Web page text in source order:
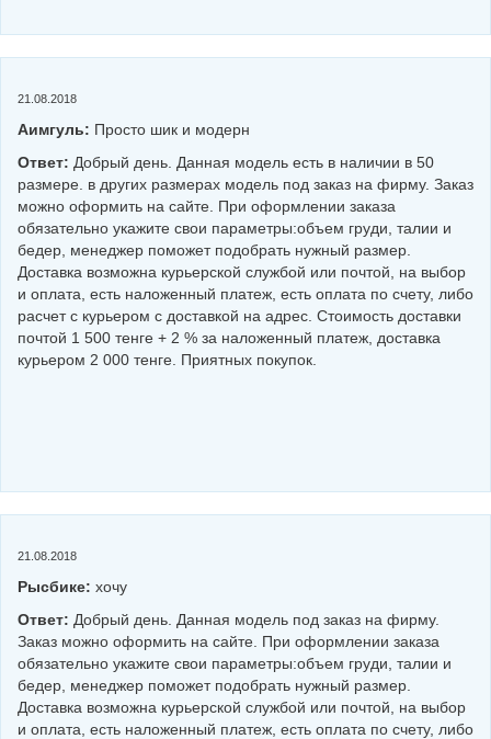
21.08.2018
Аимгуль: Просто шик и модерн
Ответ: Добрый день. Данная модель есть в наличии в 50
размере. в других размерах модель под заказ на фирму. Заказ
можно оформить на сайте. При оформлении заказа
обязательно укажите свои параметры:объем груди, талии и
бедер, менеджер поможет подобрать нужный размер.
Доставка возможна курьерской службой или почтой, на выбор
и оплата, есть наложенный платеж, есть оплата по счету, либо
расчет с курьером с доставкой на адрес. Стоимость доставки
почтой 1 500 тенге + 2 % за наложенный платеж, доставка
курьером 2 000 тенге. Приятных покупок.
21.08.2018
Рысбике: хочу
Ответ: Добрый день. Данная модель под заказ на фирму.
Заказ можно оформить на сайте. При оформлении заказа
обязательно укажите свои параметры:объем груди, талии и
бедер, менеджер поможет подобрать нужный размер.
Доставка возможна курьерской службой или почтой, на выбор
и оплата, есть наложенный платеж, есть оплата по счету, либо